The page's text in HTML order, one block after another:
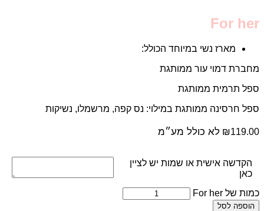
For her
מארז נשי במיוחד הכולל:
מחברת דמוי עור ממותגת
ספל תרמית ממותגת
ספל חרסינה ממותגת במילוי: נס קפה, מרשמלו, נשיקות
₪119.00 לא כולל מע״מ
הקדשה אישית או שמות יש לציין
כאן
כמות של For her
הוספה לסל